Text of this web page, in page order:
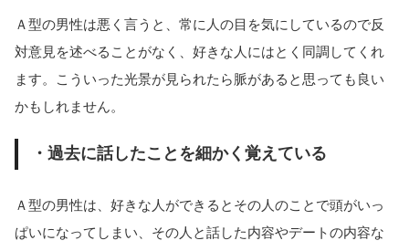
Ａ型の男性は悪く言うと、常に人の目を気にしているので反
対意見を述べることがなく、好きな人にはとく同調してくれ
ます。こういった光景が見られたら脈があると思っても良い
かもしれません。
・過去に話したことを細かく覚えている
Ａ型の男性は、好きな人ができるとその人のことで頭がいっ
ぱいになってしまい、その人と話した内容やデートの内容な